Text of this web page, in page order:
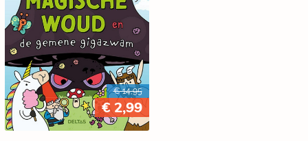
€ 14,95
€ 2,99